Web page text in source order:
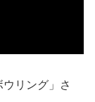
リング」さ